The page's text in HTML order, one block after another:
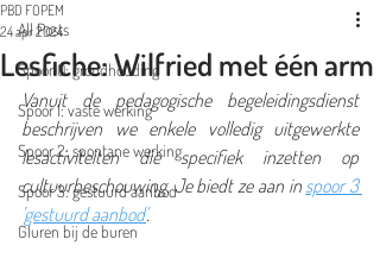
All Posts
Spoor 0: grondhouding
Spoor 1: vaste werking
Spoor 2: spontane werking
Spoor 3: gestuurd aanbod
Gluren bij de buren
Lesfiche: Wilfried met één arm
PBD FOPEM
24 apr 2024
Vanuit de pedagogische begeleidingsdienst
beschrijven we enkele volledig uitgewerkte
lesactiviteiten die specifiek inzetten op
cultuurbeschouwing. Je biedt ze aan in spoor 3
'gestuurd aanbod'.